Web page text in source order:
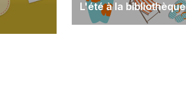
L'été à la bibliothèque